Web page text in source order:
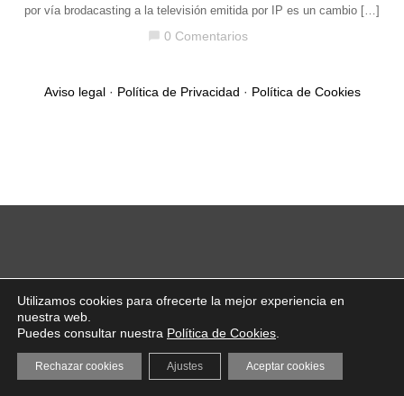
por vía brodacasting a la televisión emitida por IP es un cambio […]
0 Comentarios
Aviso legal· Política de Privacidad · Política de Cookies
Utilizamos cookies para ofrecerte la mejor experiencia en
nuestra web.
Puedes consultar nuestra Política de Cookies
Aceptar cookies
Rechazar cookies Ajustes